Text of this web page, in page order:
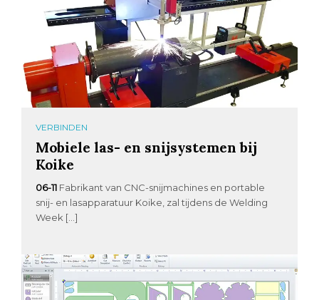
VERBINDEN
Mobiele las- en snijsystemen bij
Koike
06-11 Fabrikant van CNC-snijmachines en portable
snij- en lasapparatuur Koike, zal tijdens de Welding
Week […]